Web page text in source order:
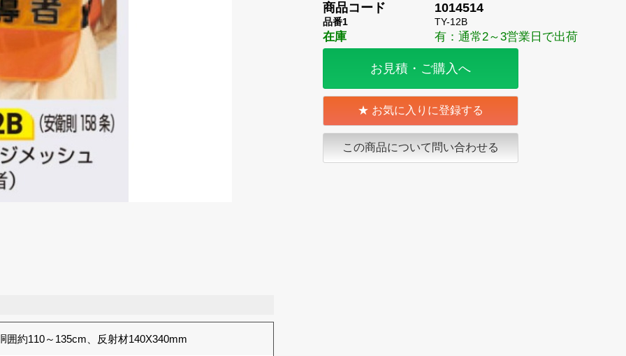
囲約110～135cm、反射材140X340mm
商品コード 1014514
品番1 TY-12B
在庫 有：通常2～3営業日で出荷
お見積・ご購入へ
この商品について問い合わせる
お気に入りに登録する